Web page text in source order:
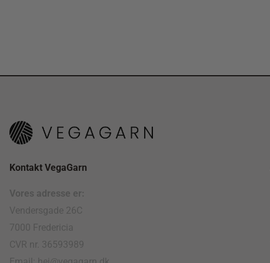
Kontakt VegaGarn
Vores adresse er:
Vendersgade 26C
7000 Fredericia
CVR nr. 36593989